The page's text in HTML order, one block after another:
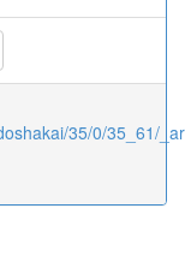
35/0/35_61/